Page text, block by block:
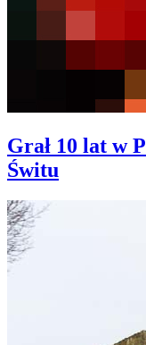
Grał 10 lat w
Świtu